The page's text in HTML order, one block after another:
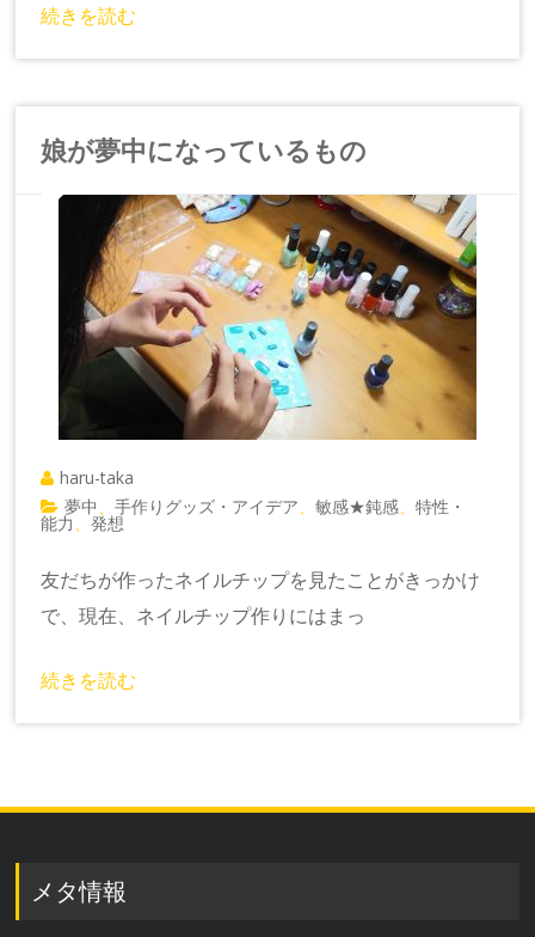
続きを読む
娘が夢中になっているもの
haru-taka
夢中
、手作りグッズ・アイデア 、敏感★鈍感 、特性・
能力 、発想
友だちが作ったネイルチップを見たことがきっかけ
で、現在、ネイルチップ作りにはまっ
続きを読む
メタ情報